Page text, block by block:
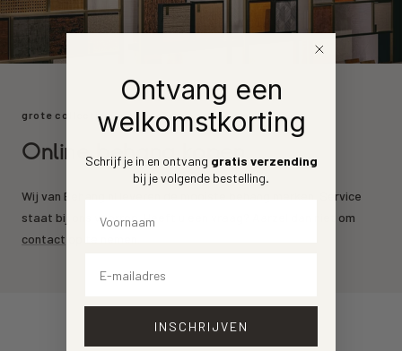
grote collectie
Online behang kopen
Wij van Behang.nl leveren de mooiste behang merken. Service
staat bij ons voorrop. Heeft u een vraag? Aarzel dan niet om
contact
Ontvang een
welkomstkorting
Schrijf je in en ontvang gratis verzending
bij je volgende bestelling.
INSCHRIJVEN